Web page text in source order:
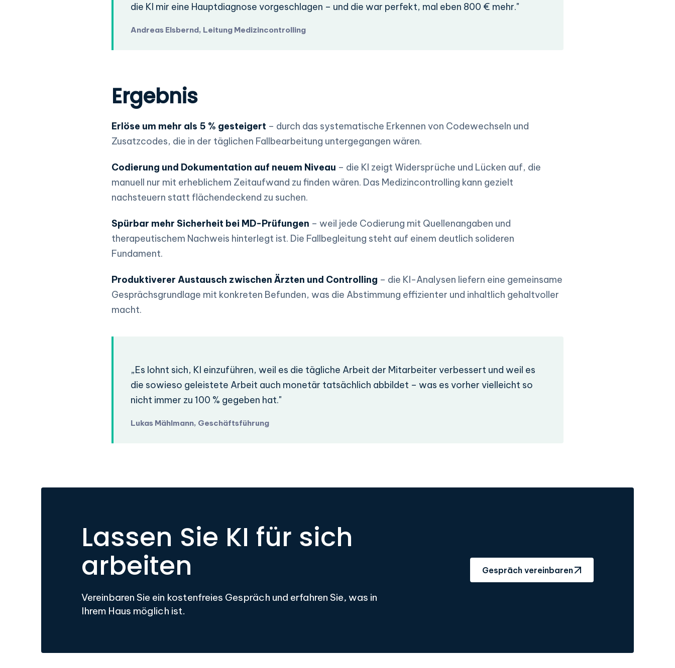
die KI mir eine Hauptdiagnose vorgeschlagen – und die war perfekt, mal eben 800 € mehr."
Andreas Elsbernd, Leitung Medizincontrolling
Ergebnis
Erlöse um mehr als 5 % gesteigert – durch das systematische Erkennen von Codewechseln und
Zusatzcodes, die in der täglichen Fallbearbeitung untergegangen wären.
Codierung und Dokumentation auf neuem Niveau – die KI zeigt Widersprüche und Lücken auf, die
manuell nur mit erheblichem Zeitaufwand zu finden wären. Das Medizincontrolling kann gezielt
nachsteuern statt flächendeckend zu suchen.
Spürbar mehr Sicherheit bei MD-Prüfungen – weil jede Codierung mit Quellenangaben und
therapeutischem Nachweis hinterlegt ist. Die Fallbegleitung steht auf einem deutlich solideren
Fundament.
Produktiverer Austausch zwischen Ärzten und Controlling – die KI-Analysen liefern eine gemeinsame
Gesprächsgrundlage mit konkreten Befunden, was die Abstimmung effizienter und inhaltlich gehaltvoller
macht.
„Es lohnt sich, KI einzuführen, weil es die tägliche Arbeit der Mitarbeiter verbessert und weil es
die sowieso geleistete Arbeit auch monetär tatsächlich abbildet – was es vorher vielleicht so
nicht immer zu 100 % gegeben hat."
Lukas Mählmann, Geschäftsführung
Lassen Sie KI für sich
arbeiten
Vereinbaren Sie ein kostenfreies Gespräch und erfahren Sie, was in
Ihrem Haus möglich ist.
Gespräch vereinbaren